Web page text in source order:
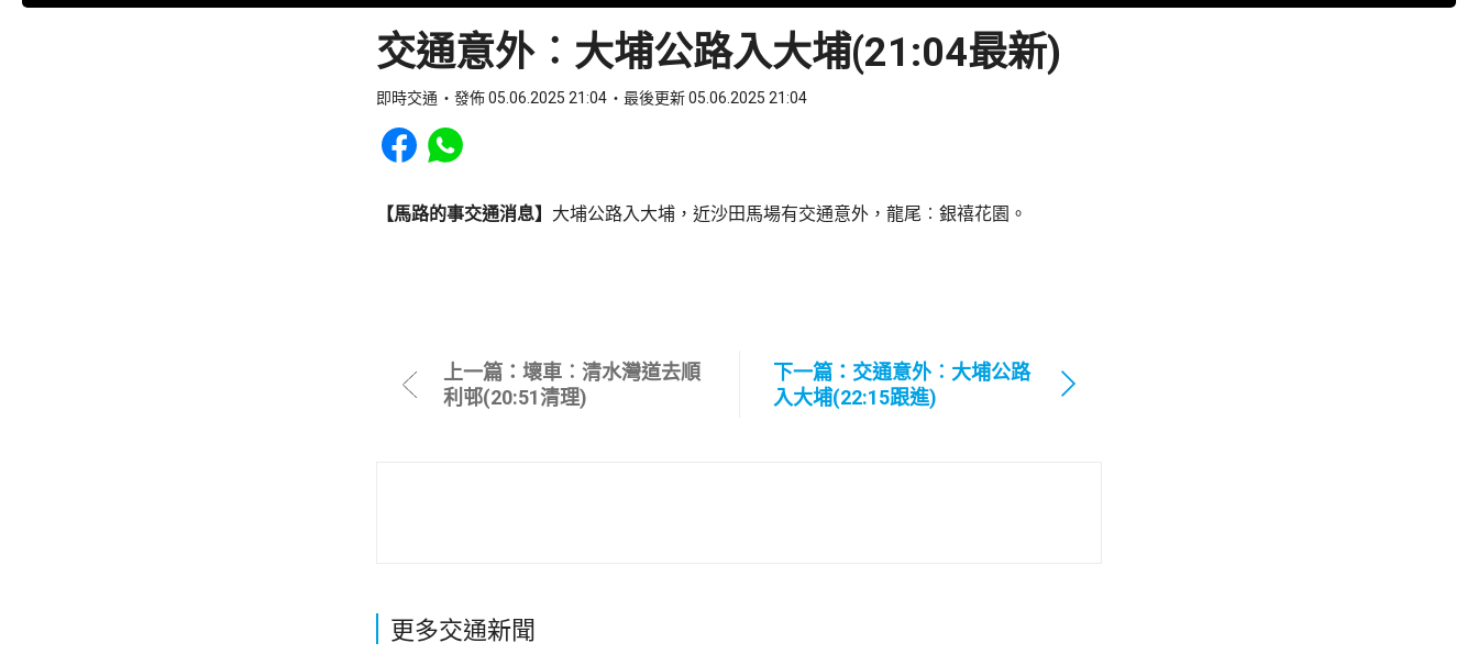
交通意外︰大埔公路入大埔(21:04最新)
即時交通 發佈 05.06.2025 21:04 最後更新 05.06.2025 21:04
Share to Facebook
Share to WhatsApp
【馬路的事交通消息】 大埔公路入大埔，近沙田馬場有交通意外，龍尾︰銀禧花園。
上一篇：壞車︰清水灣道去順
利邨(20:51清理)
下一篇：交通意外︰大埔公路
入大埔(22:15跟進)
更多交通新聞